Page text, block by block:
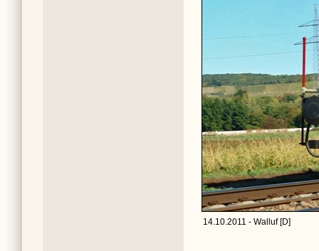
14.10.2011 - Walluf [D]